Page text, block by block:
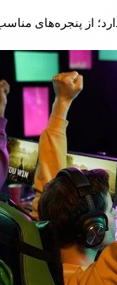
پنجره‌های مناسب